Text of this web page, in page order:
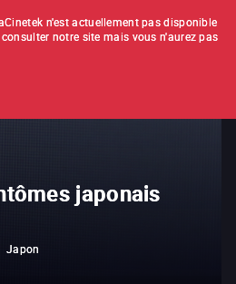
ABONNEMENT
japonais
Japon
n'est actuellement pas disponible
notre site mais vous n'aurez pas